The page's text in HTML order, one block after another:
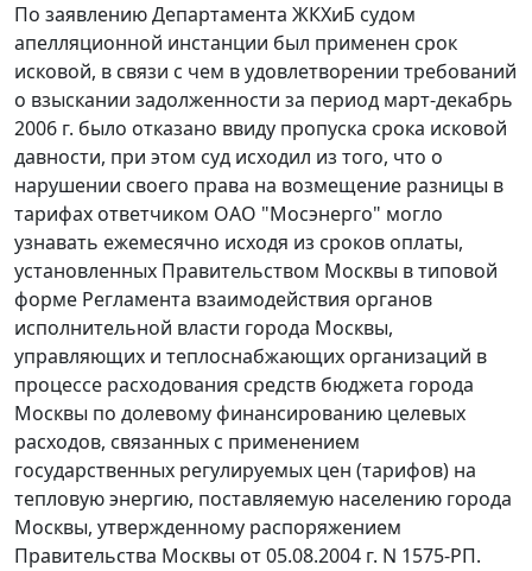
По заявлению Департамента ЖКХиБ судом
апелляционной инстанции был применен срок
исковой, в связи с чем в удовлетворении требований
о взыскании задолженности за период март-декабрь
2006 г. было отказано ввиду пропуска срока исковой
давности, при этом суд исходил из того, что о
нарушении своего права на возмещение разницы в
тарифах ответчиком ОАО "Мосэнерго" могло
узнавать ежемесячно исходя из сроков оплаты,
установленных Правительством Москвы в типовой
форме Регламента взаимодействия органов
исполнительной власти города Москвы,
управляющих и теплоснабжающих организаций в
процессе расходования средств бюджета города
Москвы по долевому финансированию целевых
расходов, связанных с применением
государственных регулируемых цен (тарифов) на
тепловую энергию, поставляемую населению города
Москвы, утвержденному распоряжением
Правительства Москвы от 05.08.2004 г. N 1575-РП.